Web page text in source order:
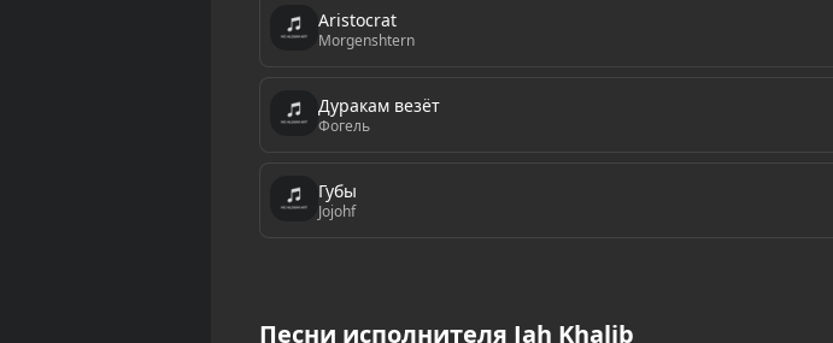
Aristocrat
Morgenshtern
Дуракам везёт
Фогель
Губы
Jojohf
Песни исполнителя Jah Khalib